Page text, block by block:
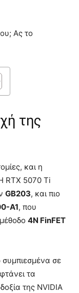
Ας το
της
και η
RTX 5070 Ti
GB203, και πιο
A1, που
4N FinFET
συμπιεσμένα σε
τα
της NVIDIA